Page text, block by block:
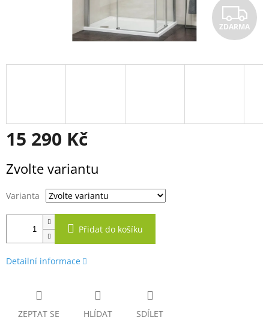
Z
D
A
ZDARMA
15 290 Kč
cena:
Zvolte variantu
Varianta
Přidat do košíku
Detailní informace
ZEPTAT SE HLÍDAT SDÍLET